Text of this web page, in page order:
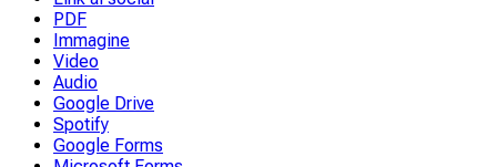
PDF
Immagine
Video
Audio
Google Drive
Spotify
Google Forms